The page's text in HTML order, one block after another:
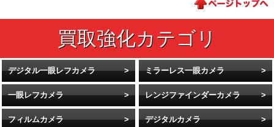
デジタル一眼レフカメラ ミラーレス一眼カメラ
一眼レフカメラ レンジファインダーカメラ
フィルムカメラ デジタルカメラ